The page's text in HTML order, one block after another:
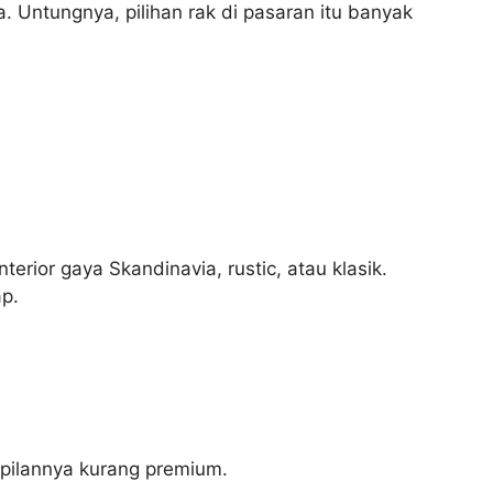
Untungnya, pilihan rak di pasaran itu banyak
gaya Skandinavia, rustic, atau klasik.
kurang premium.